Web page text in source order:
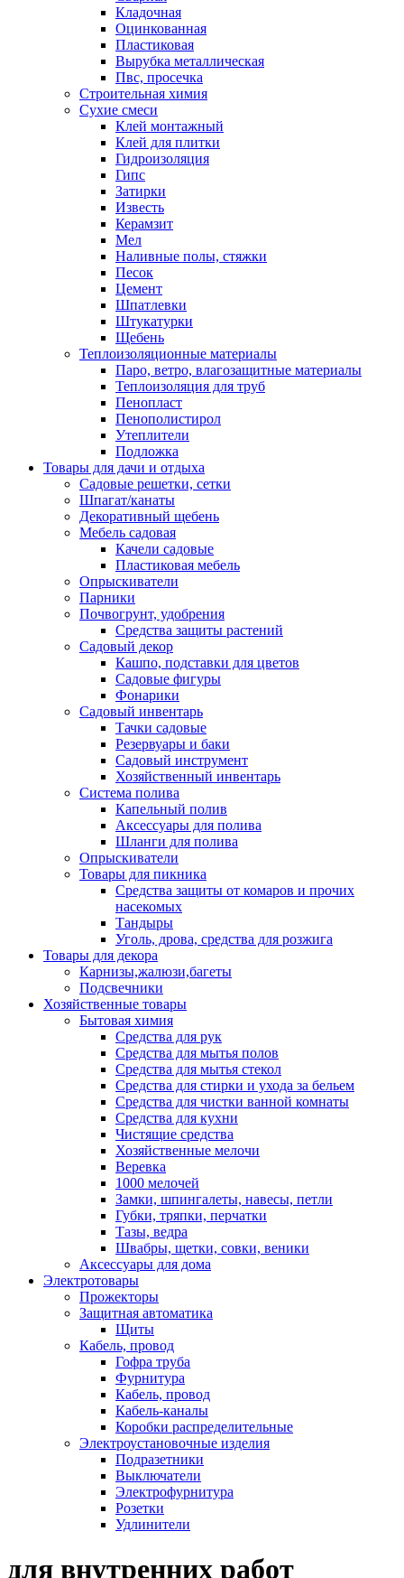
Кладочная
Оцинкованная
Пластиковая
Вырубка металлическая
Пвс, просечка
Строительная химия
Сухие смеси
Клей монтажный
Клей для плитки
Гидроизоляция
Гипс
Затирки
Известь
Керамзит
Мел
Наливные полы, стяжки
Песок
Цемент
Шпатлевки
Штукатурки
Щебень
Теплоизоляционные материалы
Паро, ветро, влагозащитные материалы
Теплоизоляция для труб
Пенопласт
Пенополистирол
Утеплители
Подложка
Товары для дачи и отдыха
Садовые решетки, сетки
Шпагат/канаты
Декоративный щебень
Мебель садовая
Качели садовые
Пластиковая мебель
Опрыскиватели
Парники
Почвогрунт, удобрения
Средства защиты растений
Садовый декор
Кашпо, подставки для цветов
Садовые фигуры
Фонарики
Садовый инвентарь
Тачки садовые
Резервуары и баки
Садовый инструмент
Хозяйственный инвентарь
Система полива
Капельный полив
Аксессуары для полива
Шланги для полива
Опрыскиватели
Товары для пикника
Средства защиты от комаров и прочих
насекомых
Тандыры
Уголь, дрова, средства для розжига
Товары для декора
Карнизы,жалюзи,багеты
Подсвечники
Хозяйственные товары
Бытовая химия
Средства для рук
Средства для мытья полов
Средства для мытья стекол
Средства для стирки и ухода за бельем
Средства для чистки ванной комнаты
Средства для кухни
Чистящие средства
Хозяйственные мелочи
Веревка
1000 мелочей
Замки, шпингалеты, навесы, петли
Губки, тряпки, перчатки
Тазы, ведра
Швабры, щетки, совки, веники
Аксессуары для дома
Электротовары
Прожекторы
Защитная автоматика
Щиты
Кабель, провод
Гофра труба
Фурнитура
Кабель, провод
Кабель-каналы
Коробки распределительные
Электроустановочные изделия
Подразетники
Выключатели
Электрофурнитура
Розетки
Удлинители
для внутренних работ